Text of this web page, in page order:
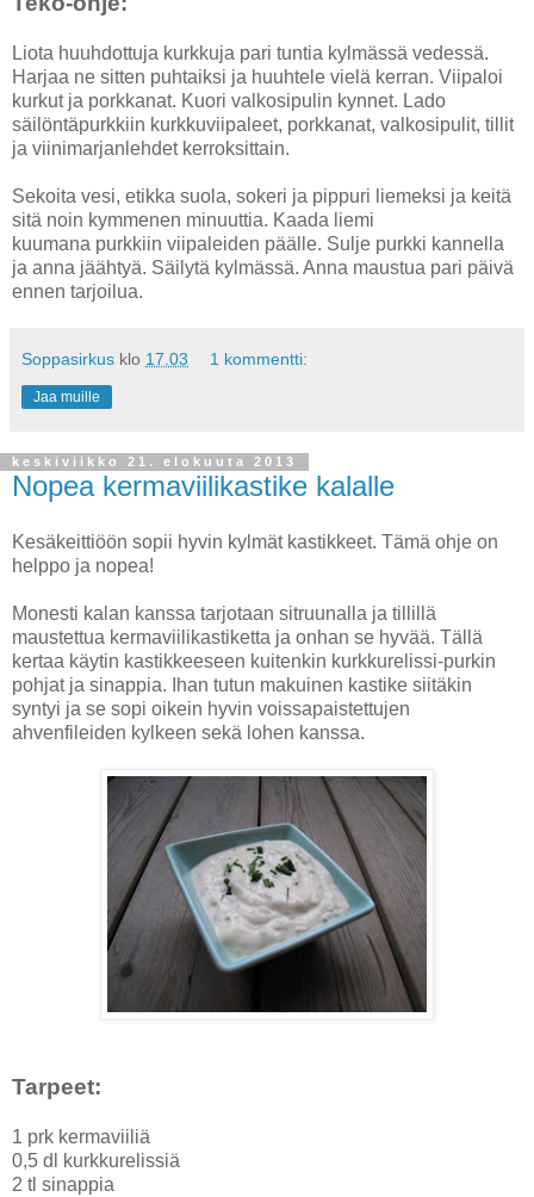
Liota huuhdottuja kurkkuja pari tuntia kylmässä vedessä.
Harjaa ne sitten puhtaiksi ja huuhtele vielä kerran. Viipaloi
kurkut ja porkkanat. Kuori valkosipulin kynnet. Lado
säilöntäpurkkiin kurkkuviipaleet, porkkanat, valkosipulit, tillit
ja viinimarjanlehdet kerroksittain.
Sekoita vesi, etikka suola, sokeri ja pippuri liemeksi ja keitä
sitä noin kymmenen minuuttia. Kaada liemi
kuumana purkkiin viipaleiden päälle. Sulje purkki kannella
ja anna jäähtyä. Säilytä kylmässä. Anna maustua pari päivä
ennen tarjoilua.
Soppasirkus klo 17.03 1 kommentti:
Jaa muille
keskiviikko 21. elokuuta 2013
Nopea kermaviilikastike kalalle
Kesäkeittiöön sopii hyvin kylmät kastikkeet. Tämä ohje on
helppo ja nopea!
Monesti kalan kanssa tarjotaan sitruunalla ja tillillä
maustettua kermaviilikastiketta ja onhan se hyvää. Tällä
kertaa käytin kastikkeeseen kuitenkin kurkkurelissi-purkin
pohjat ja sinappia. Ihan tutun makuinen kastike siitäkin
syntyi ja se sopi oikein hyvin voissapaistettujen
ahvenfileiden kylkeen sekä lohen kanssa.
Tarpeet:
1 prk kermaviiliä
0,5 dl kurkkurelissiä
2 tl sinappia